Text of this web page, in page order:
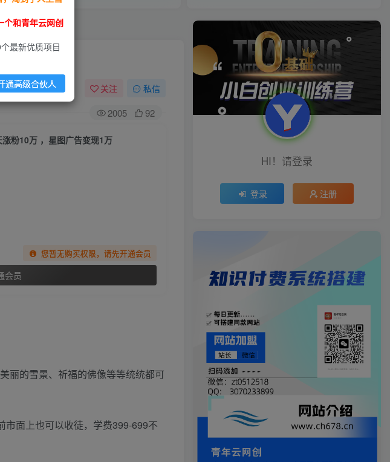
1万
关注 私信
2005 92
涨粉10万 ，星图广告变现1万
您暂无购买权限，请先开通会员
会员
丽的雪景、祈福的佛像等等统统都可
面上也可以收徒，学费399-699不
HI！请登录
登录 注册
个和青年云网创
最新优质项目
通高级合伙人